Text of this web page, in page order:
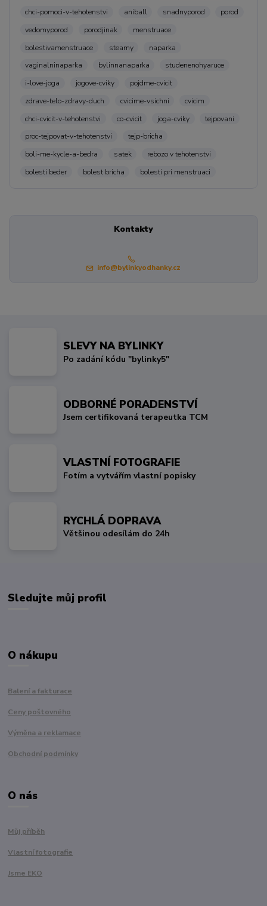
chci-pomoci-v-tehotenstvi
aniball snadnyporod
porod
vedomyporod
porodjinak
menstruace
bolestivamenstruace
steamy
naparka
vaginalninaparka
bylinnanaparka
studenenohyaruce
i-love-joga
jogove-cviky
pojdme-cvicit
zdrave-telo-zdravy-duch
cvicime-vsichni
cvicim
chci-cvicit-v-tehotenstvi
co-cvicit joga-cviky
tejpovani
proc-tejpovat-v-tehotenstvi
tejp-bricha
boli-me-kycle-a-bedra
satek
rebozo v tehotenstvi
bolesti beder
bolest bricha bolesti pri menstruaci
Kontakty
info@bylinkyodhanky.cz
SLEVY NA BYLINKY
Po zadání kódu "bylinky5"
ODBORNÉ PORADENSTVÍ
Jsem certifikovaná terapeutka TCM
VLASTNÍ FOTOGRAFIE
Fotím a vytvářím vlastní popisky
RYCHLÁ DOPRAVA
Většinou odesílám do 24h
Sledujte můj profil
O nákupu
Balení a fakturace
Ceny poštovného
Výměna a reklamace
Obchodní podmínky
O nás
Můj příběh
Vlastní fotografie
Jsme EKO